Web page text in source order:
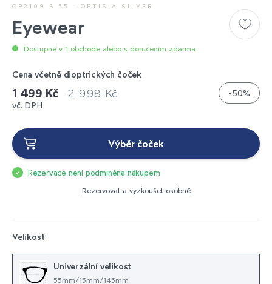
OP2109 B 55 - OPTISIA SILVER
Eyewear
Dostupné v 1 obchode alebo s doručením zdarma
Cena včetně dioptrických čoček
1 499 Kč 2 998 Kč
vč. DPH
-50%
Výběr čoček
Rezervace není podmíněna nákupem
Rezervovat a vyzkoušet osobně
Velikost
Univerzální velikost
55mm/15mm/145mm